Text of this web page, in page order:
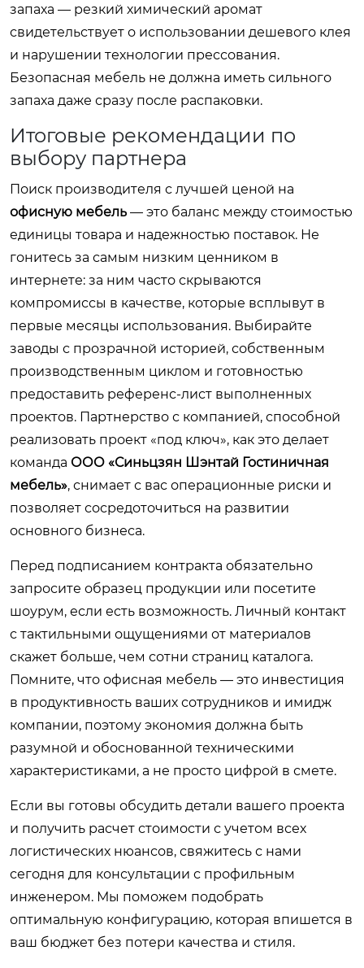
запаха — резкий химический аромат
свидетельствует о использовании дешевого клея
и нарушении технологии прессования.
Безопасная мебель не должна иметь сильного
запаха даже сразу после распаковки.
Итоговые рекомендации по
выбору партнера
Поиск производителя с лучшей ценой на
офисную мебель — это баланс между стоимостью
единицы товара и надежностью поставок. Не
гонитесь за самым низким ценником в
интернете: за ним часто скрываются
компромиссы в качестве, которые всплывут в
первые месяцы использования. Выбирайте
заводы с прозрачной историей, собственным
производственным циклом и готовностью
предоставить референс-лист выполненных
проектов. Партнерство с компанией, способной
реализовать проект «под ключ», как это делает
команда ООО «Синьцзян Шэнтай Гостиничная
мебель», снимает с вас операционные риски и
позволяет сосредоточиться на развитии
основного бизнеса.
Перед подписанием контракта обязательно
запросите образец продукции или посетите
шоурум, если есть возможность. Личный контакт
с тактильными ощущениями от материалов
скажет больше, чем сотни страниц каталога.
Помните, что офисная мебель — это инвестиция
в продуктивность ваших сотрудников и имидж
компании, поэтому экономия должна быть
разумной и обоснованной техническими
характеристиками, а не просто цифрой в смете.
Если вы готовы обсудить детали вашего проекта
и получить расчет стоимости с учетом всех
логистических нюансов, свяжитесь с нами
сегодня для консультации с профильным
инженером. Мы поможем подобрать
оптимальную конфигурацию, которая впишется в
ваш бюджет без потери качества и стиля.